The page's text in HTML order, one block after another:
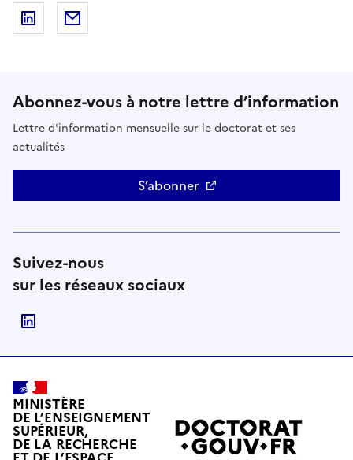
Partager sur LinkedIn
Abonnez-vous à notre lettre d’information
Lettre d'information mensuelle sur le doctorat et ses
actualités
S’abonner
Suivez-nous
sur les réseaux sociaux
MINISTÈRE
DE L’ENSEIGNEMENT
SUPÉRIEUR,
DE LA RECHERCHE